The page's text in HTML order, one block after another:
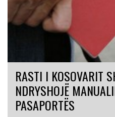
RASTI I KOSOVARIT
NDRYSHOJË
PASAPORTËS